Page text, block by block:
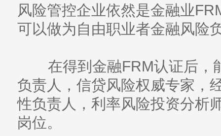
风险管控企业依然是金融业
可以做为自由职业者金融风险
在得到金融FRM认证后，
负责人，信贷风险权威专家，
性负责人，利率风险投资分析
岗位。